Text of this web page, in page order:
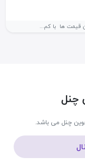
قیمت ها با کم...
چنل
چنل می باشد.